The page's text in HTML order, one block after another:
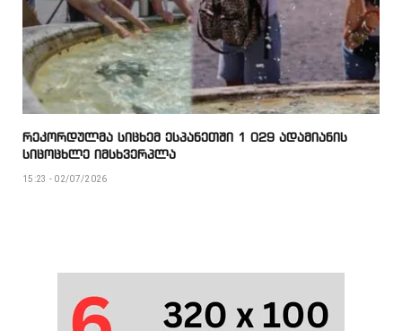
რეკორდულმა სიცხემ ესპანეთში 1 029 ადამიანის
სიცოცხლე იმსხვერპლა
15:23 - 02/07/2026